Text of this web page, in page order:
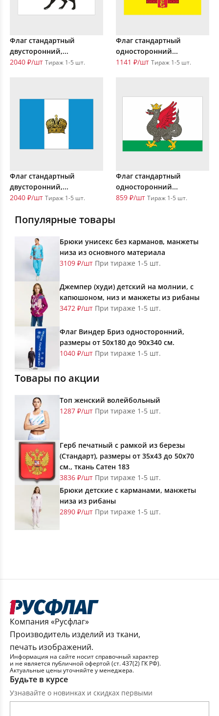
Флаг стандартный
двусторонний,...
2040 ₽/шт Тираж 1-5 шт.
Флаг стандартный
односторонний...
1141 ₽/шт Тираж 1-5 шт.
Флаг стандартный
двусторонний,...
2040 ₽/шт Тираж 1-5 шт.
Флаг стандартный
односторонний...
859 ₽/шт Тираж 1-5 шт.
Популярные товары
Брюки унисекс без карманов, манжеты
низа из основного материала
3109 ₽/шт При тираже 1-5 шт.
Джемпер (худи) детский на молнии, с
капюшоном, низ и манжеты из рибаны
3472 ₽/шт При тираже 1-5 шт.
Флаг Виндер Бриз односторонний,
размеры от 50х180 до 90х340 см.
1040 ₽/шт При тираже 1-5 шт.
Товары по акции
Топ женский волейбольный
1287 ₽/шт При тираже 1-5 шт.
Герб печатный с рамкой из березы
(Стандарт), размеры от 35х43 до 50х70
см., ткань Сатен 183
3836 ₽/шт При тираже 1-5 шт.
Брюки детские с карманами, манжеты
низа из рибаны
2890 ₽/шт При тираже 1-5 шт.
Компания «Русфлаг»
Производитель изделий из ткани,
печать изображений.
Информация на сайте носит справочный характер
и не является публичной офертой (ст. 437(2) ГК РФ).
Актуальные цены уточняйте у менеджера.
Будьте в курсе
Узнавайте о новинках и скидках первыми